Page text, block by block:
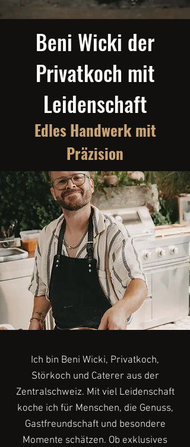
Beni Wicki der
Privatkoch mit
Leidenschaft
Edles Handwerk mit
Präzision
Ich bin Beni Wicki, Privatkoch,
Störkoch und Caterer aus der
Zentralschweiz. Mit viel Leidenschaft
koche ich für Menschen, die Genuss,
Gastfreundschaft und besondere
Momente schätzen. Ob exklusives